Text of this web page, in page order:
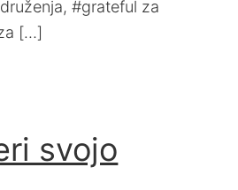
#grateful za
[…]
svojo